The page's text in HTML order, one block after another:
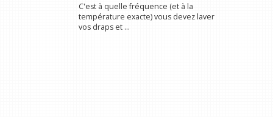
C'est à quelle fréquence (et à la
température exacte) vous devez laver
vos draps et ...